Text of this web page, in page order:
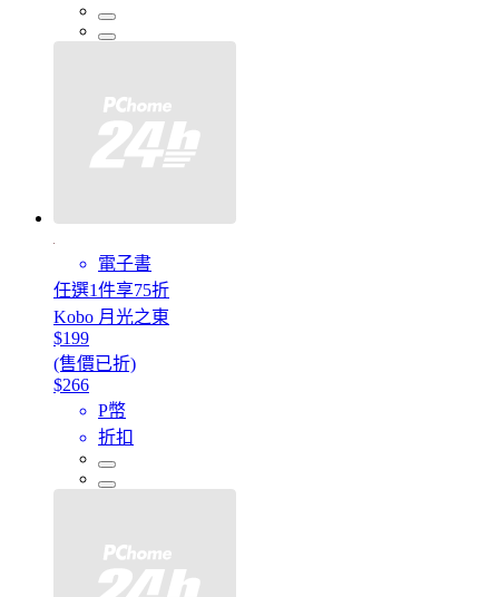
電子書
任選1件享75折
Kobo 月光之東
$199
(售價已折)
$266
P幣
折扣